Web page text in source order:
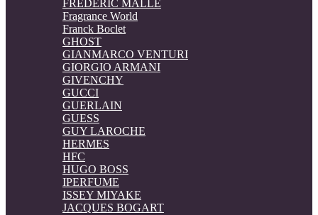
FREDERIC MALLE
Fragrance World
Franck Boclet
GHOST
GIANMARCO VENTURI
GIORGIO ARMANI
GIVENCHY
GUCCI
GUERLAIN
GUESS
GUY LAROCHE
HERMES
HFC
HUGO BOSS
IPERFUME
ISSEY MIYAKE
JACQUES BOGART